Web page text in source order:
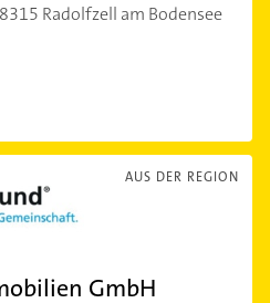
Radolfzell am Bodensee
AUS DER REGION
GmbH